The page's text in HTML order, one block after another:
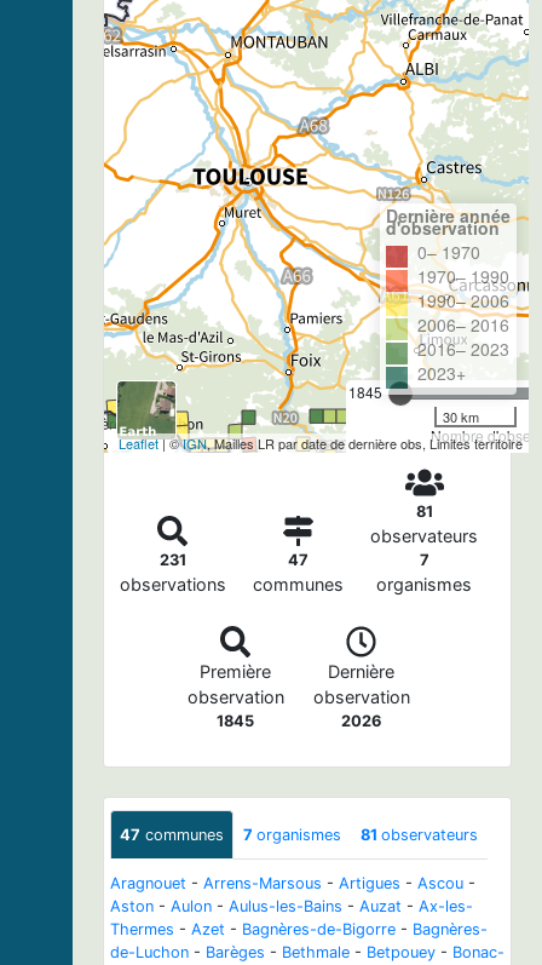
1845
Nombre
Dernière année
d'observation
0– 1970
1970– 1990
1990– 2006
2006– 2016
2016– 2023
2023+
30 km
Leaflet| ©IGN, Mailles LR par date de dernière obs, Limites territoire
231
observations
47
communes
81
observateurs
7
organismes
Première
observation
1845
Dernière
observation
2026
47 communes 7 organismes 81 observateurs
Aragnouet - Arrens-Marsous - Artigues - Ascou -
Aston - Aulon - Aulus-les-Bains - Auzat - Ax-les-
Thermes - Azet - Bagnères-de-Bigorre - Bagnères-
de-Luchon - Barèges - Bethmale - Betpouey - Bonac-